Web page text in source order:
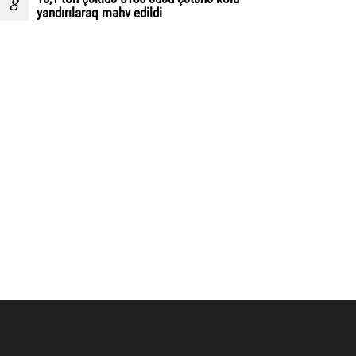
8
yandırılaraq məhv edildi